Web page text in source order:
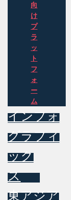
向
け
プ
ラ
ッ
ト
フ
ォ
ー
ム
インフォ
グラフィ
ック
ス
東アジア